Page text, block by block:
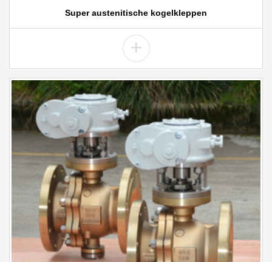
Super austenitische kogelkleppen
+